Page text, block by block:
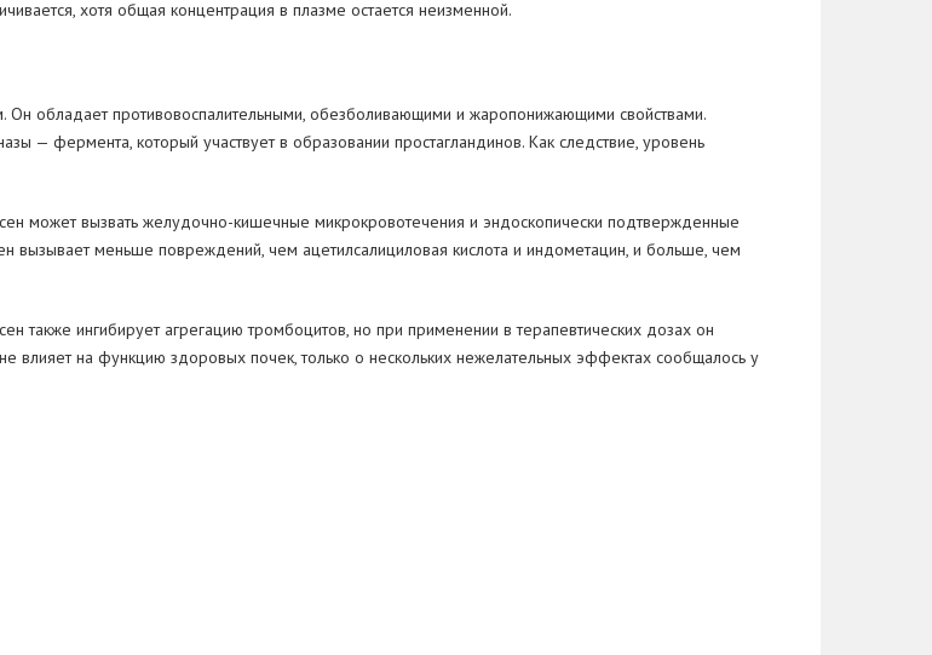
хотя общая концентрация в плазме остается неизменной.
Он обладает противовоспалительными, обезболивающими и жаропонижающими свойствами.
— фермента, который участвует в образовании простагландинов. Как следствие, уровень
может вызвать желудочно-кишечные микрокровотечения и эндоскопически подтвержденные
вызывает меньше повреждений, чем ацетилсалициловая кислота и индометацин, и больше, чем
также ингибирует агрегацию тромбоцитов, но при применении в терапевтических дозах он
влияет на функцию здоровых почек, только о нескольких нежелательных эффектах сообщалось у